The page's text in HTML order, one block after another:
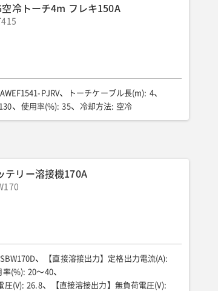
冷トーチ4m フレキ150A
AWEF1541-PJRV トーチケーブル長(m): 4
使用率(%): 35 冷却方法: 空冷
テリー溶接機170A
SBW170D 【直接溶接出力】定格出力電流(A):
率(%): 20〜40
圧(V): 26.8 【直接溶接出力】無負荷電圧(V):